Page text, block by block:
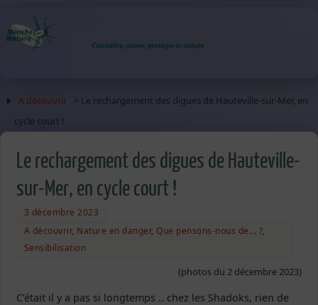
A découvrir
> Le rechargement des digues de Hauteville-sur-Mer, en
cycle court !
Le rechargement des digues de Hauteville-
sur-Mer, en cycle court !
3 décembre 2023
A découvrir, Nature en danger, Que pensons-nous de... ?,
Sensibilisation
(photos du 2 décembre 2023)
C’était il y a pas si longtemps .. chez les Shadoks, rien de